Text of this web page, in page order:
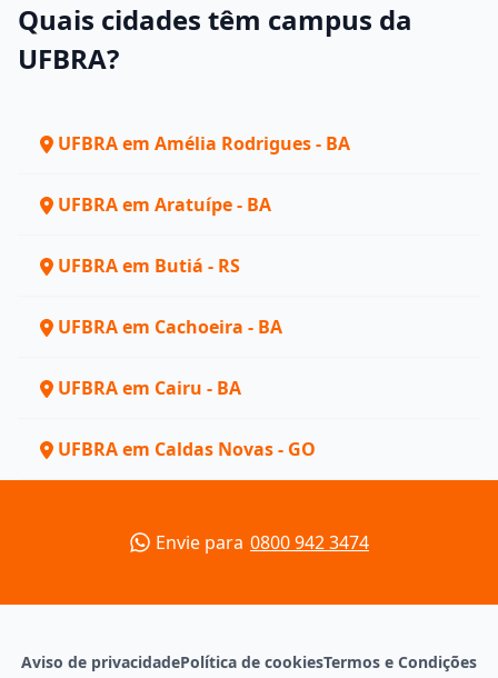
Quais cidades têm campus da
UFBRA?
UFBRA em Amélia Rodrigues - BA
UFBRA em Aratuípe - BA
UFBRA em Butiá - RS
UFBRA em Cachoeira - BA
UFBRA em Cairu - BA
UFBRA em Caldas Novas - GO
Envie para 0800 942 3474
Aviso de privacidadePolítica de cookiesTermos e Condições